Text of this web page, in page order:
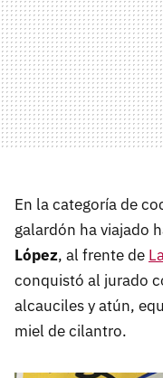
En la categoría de
galardón ha viajado
López, al frente de
conquistó al jurado
alcauciles y atún,
miel de cilantro.